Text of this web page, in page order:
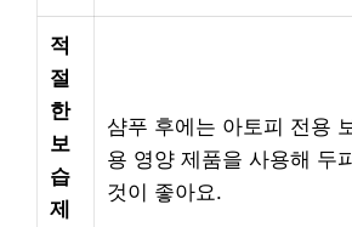
적
절
한
보
습
제
샴푸 후에는 아토피 전용
용 영양 제품을 사용해 두
것이 좋아요.